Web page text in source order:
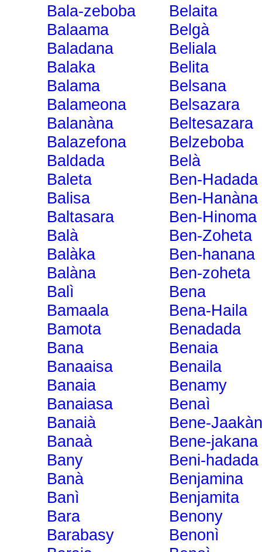
Bala-zeboba
Balaama
Baladana
Balaka
Balama
Balameona
Balanàna
Balazefona
Baldada
Baleta
Balisa
Baltasara
Balà
Balàka
Balàna
Balì
Bamaala
Bamota
Bana
Banaaisa
Banaia
Banaiasa
Banaià
Banaà
Bany
Banà
Banì
Bara
Barabasy
Belaita
Belgà
Beliala
Belita
Belsana
Belsazara
Beltesazara
Belzeboba
Belà
Ben-Hadada
Ben-Hanàna
Ben-Hinoma
Ben-Zoheta
Ben-hanana
Ben-zoheta
Bena
Bena-Haila
Benadada
Benaia
Benaila
Benamy
Benaì
Bene-
Bene-jakana
Beni-hadada
Benjamina
Benjamita
Benony
Benonì